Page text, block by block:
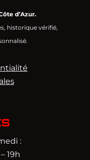
d’Azur.
historique vérifié,
:
19h